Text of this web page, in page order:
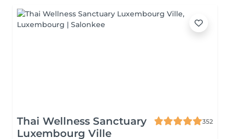
Thai Wellness Sanctuary
Luxembourg Ville
352